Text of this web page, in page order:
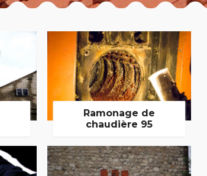
Ramonage de
chaudière 95